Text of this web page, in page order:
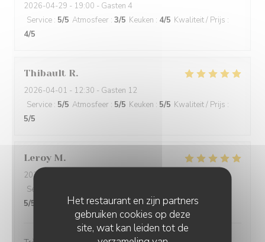
Het restaurant en zijn partners
gebruiken cookies op deze
site, wat kan leiden tot de
2026-04-29 - 19:00 - Gasten 4
Service : 5/5 Atmosfeer : 3/5 Keuken : 4/5 Kwaliteit / Prijs :
4/5
Thibault R
2026-04-01 - 12:30 - Gasten 12
Service : 5/5 Atmosfeer : 5/5 Keuken : 5/5 Kwaliteit / Prijs :
5/5
Leroy M
2026-04-01
Service
5/5